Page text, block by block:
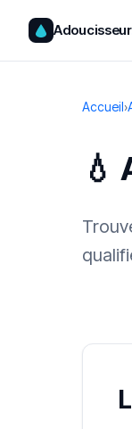
Adoucisseur
Accueil›
💧